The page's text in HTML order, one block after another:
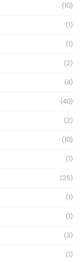
(10)
(1)
(1)
(2)
(4)
(40)
(2)
(10)
(1)
(25)
(1)
(1)
(3)
(1)